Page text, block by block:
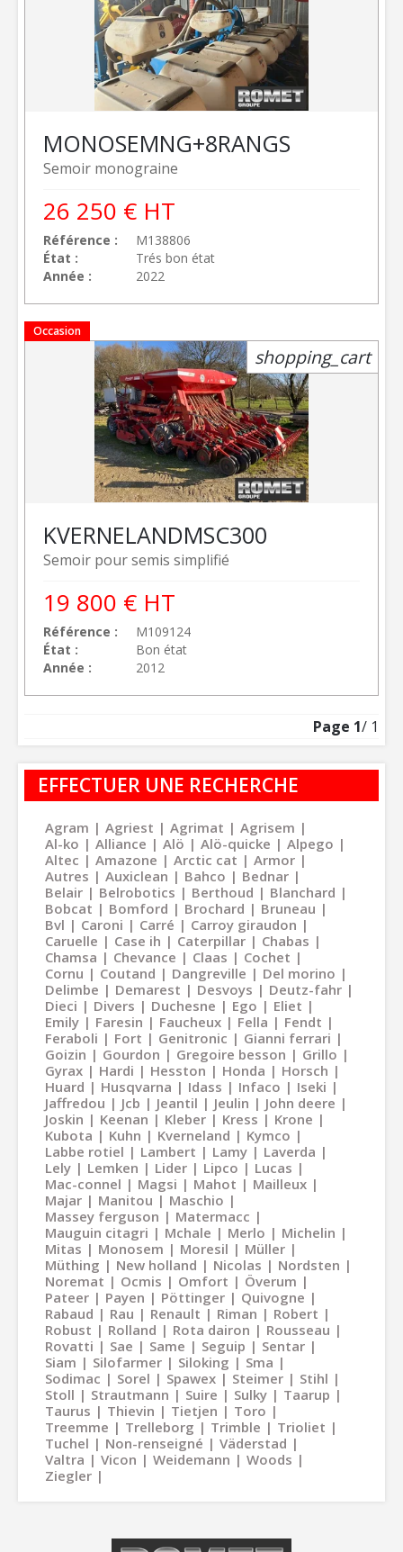
Semoir monograine
MONOSEMNG+8RANGS
Référence
M138806
État
Trés bon état
Année
2022
26 250 € HT
Occasion
Semoir pour semis simplifié
KVERNELANDMSC300
Référence
M109124
État
Bon état
Année
2012
19 800 € HT
shopping_cart
Page 1/ 1
EFFECTUER UNE RECHERCHE
Agram Agriest Agrimat
Agrisem
Al-ko
Alliance Alö Alö-quicke
Alpego
Altec
Amazone Arctic cat
Armor
Autres
Auxiclean Bahco
Bednar
Belair
Belrobotics Berthoud
Blanchard
Bobcat
Bomford Brochard
Bruneau
Bvl
Caroni Carré
Carroy giraudon
Caruelle
Case ih Caterpillar
Chabas
Chamsa
Chevance Claas
Cochet
Cornu
Coutand Dangreville
Del morino
Delimbe
Demarest Desvoys
Deutz-fahr
Dieci
Divers Duchesne Ego
Eliet
Emily
Faresin Faucheux Fella
Fendt
Feraboli
Fort Genitronic
Gianni ferrari
Goizin
Gourdon Gregoire besson
Grillo
Gyrax
Hardi Hesston Honda
Horsch
Huard
Husqvarna Idass Infaco
Iseki
Jaffredou
Jcb Jeantil Jeulin
John deere
Joskin
Keenan Kleber Kress
Krone
Kubota
Kuhn Kverneland
Kymco
Labbe rotiel
Lambert Lamy
Laverda
Lely
Lemken Lider Lipco
Lucas
Mac-connel
Magsi Mahot
Mailleux
Majar
Manitou
Maschio
Massey ferguson
Matermacc
Mauguin citagri
Mchale Merlo
Michelin
Mitas
Monosem Moresil
Müller
Müthing
New holland Nicolas
Nordsten
Noremat
Ocmis Omfort
Överum
Pateer
Payen Pöttinger
Quivogne
Rabaud
Rau Renault Riman
Robert
Robust
Rolland Rota dairon
Rousseau
Rovatti
Sae Same Seguip
Sentar
Siam
Silofarmer Siloking
Sma
Sodimac
Sorel Spawex Steimer
Stihl
Stoll
Strautmann Suire Sulky
Taarup
Taurus
Thievin Tietjen
Toro
Treemme
Trelleborg Trimble
Trioliet
Tuchel
Non-renseigné
Väderstad
Valtra
Vicon Weidemann
Woods
Ziegler